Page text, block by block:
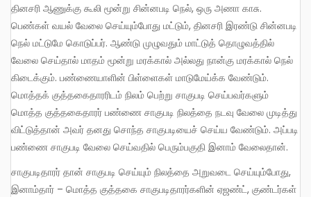
தினசரி ஆணுக்கு கூலி மூன்று சின்னபடி நெல், ஒரு அணா காசு.
பெண்கள் வயல் வேலை செய்யும்போது மட்டும், தினசரி இரண்டு சின்னபடி
நெல் மட்டுமே கொடுப்பர். ஆண்டு முழுவதும் மாட்டுத் தொழுவத்தில்
வேலை செய்தால் மாதம் மூன்று மரக்கால் அல்லது நான்கு மரக்கால் நெல்
கிடைக்கும். பண்ணையாளின் பிள்ளைகள் மாடுமேய்க்க வேண்டும்.
மொத்தக் குத்தகைதாரரிடம் நிலம் பெற்று சாகுபடி செய்பவர்களும்
மொத்த குத்தகைதாரர் பண்ணை சாகுபடி நிலத்தை நடவு வேலை முடித்து
விட்டுத்தான் அவர் தனது சொந்த சாகுபடியைச் செய்ய வேண்டும். அப்படி
பண்ணை சாகுபடி வேலை செய்வதில் பெரும்பகுதி இனாம் வேலைதான்.
சாகுபடிதாரர் தான் சாகுபடி செய்யும் நிலத்தை அறுவடை செய்யும்போது,
இனாம்தார் – மொத்த குத்தகை சாகுபடிதாரர்களின் ஏஜண்ட், குண்டர்கள்